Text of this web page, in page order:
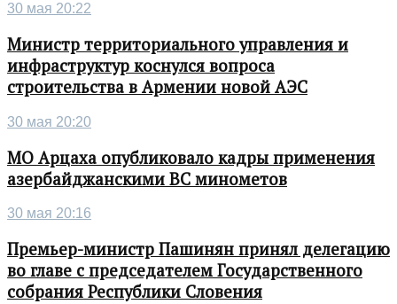
30 мая 20:22
Министр территориального управления и
инфраструктур коснулся вопроса
строительства в Армении новой АЭС
30 мая 20:20
МО Арцаха опубликовало кадры применения
азербайджанскими ВС минометов
30 мая 20:16
Премьер-министр Пашинян принял делегацию
во главе с председателем Государственного
собрания Республики Словения